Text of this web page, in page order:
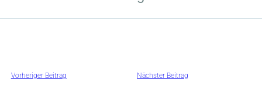
Vorheriger Beitrag Nächster Beitrag